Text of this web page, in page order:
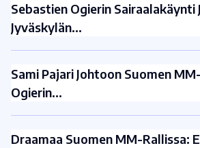
Sebastien Ogierin Sairaalakäynti
Jyväskylän…
Sami Pajari Johtoon Suomen
Ogierin…
Draamaa Suomen MM-Rallissa: